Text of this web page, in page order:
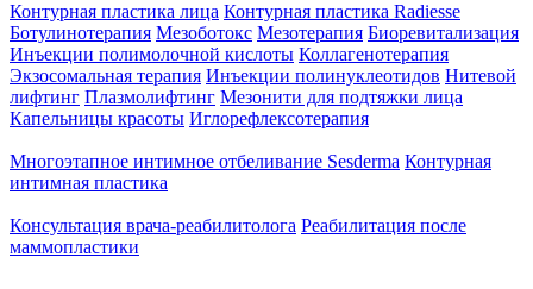
Контурная пластика лица Контурная пластика Radiesse
Ботулинотерапия Мезоботокс Мезотерапия Биоревитализация
Инъекции полимолочной кислоты Коллагенотерапия
Экзосомальная терапия Инъекции полинуклеотидов Нитевой
лифтинг Плазмолифтинг Мезонити для подтяжки лица
Капельницы красоты Иглорефлексотерапия
Многоэтапное интимное отбеливание Sesderma Контурная
интимная пластика
Консультация врача-реабилитолога Реабилитация после
маммопластики